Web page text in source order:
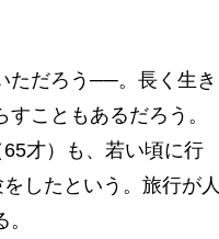
ただろう──。長く生き
こともあるだろう。
才）も、若い頃に行
したという。旅行が人